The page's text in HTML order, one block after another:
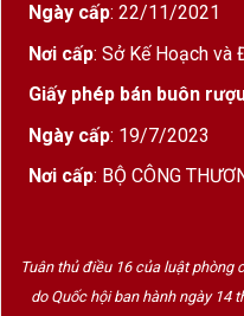
Ngày cấp: 22/11/2021
Nơi cấp: Sở Kế Hoạch
Giấy phép bán buôn
Ngày cấp: 19/7/2023
Nơi cấp: BỘ CÔNG
Tuân thủ điều 16 của luật phòng
do Quốc hội ban hành ngày 14